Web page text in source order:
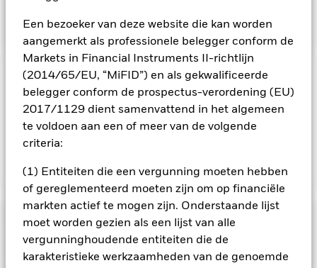
Een bezoeker van deze website die kan worden
aangemerkt als professionele belegger conform de
Markets in Financial Instruments II-richtlijn
(2014/65/EU, “MiFID”) en als gekwalificeerde
belegger conform de prospectus-verordening (EU)
2017/1129 dient samenvattend in het algemeen
te voldoen aan een of meer van de volgende
criteria:
(1) Entiteiten die een vergunning moeten hebben
of gereglementeerd moeten zijn om op financiële
markten actief te mogen zijn. Onderstaande lijst
moet worden gezien als een lijst van alle
vergunninghoudende entiteiten die de
karakteristieke werkzaamheden van de genoemde
BELANGRIJKE GEGEVENS: Kapitaalrisico.De waarde en
het rendement van beleggingen kunnen dalen en stijgen, en
zijn niet gegarandeerd. Beleggers verliezen mogelijk hun
oorspronkelijke inleg.
Toon minder
iShares eb.rexx® Government Germany 2.5-5.5yr
UCITS ETF (DE)
Risicometer
Performance